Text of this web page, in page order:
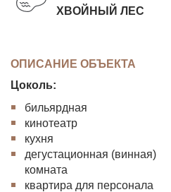
ХВОЙНЫЙ ЛЕС
ОПИСАНИЕ ОБЪЕКТА
Цоколь:
бильярдная
кинотеатр
кухня
дегустационная (винная)
комната
квартира для персонала